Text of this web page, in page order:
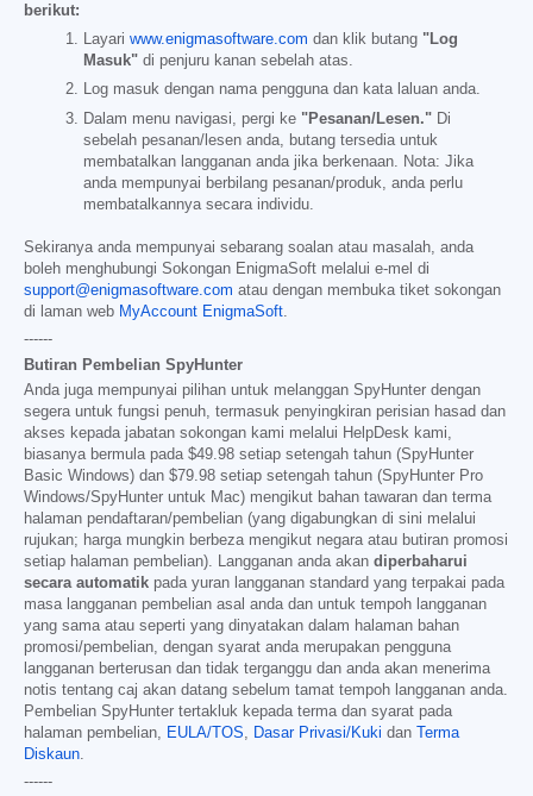
berikut:
Layari www.enigmasoftware.com dan klik butang "Log
Masuk" di penjuru kanan sebelah atas.
Log masuk dengan nama pengguna dan kata laluan anda.
Dalam menu navigasi, pergi ke "Pesanan/Lesen." Di
sebelah pesanan/lesen anda, butang tersedia untuk
membatalkan langganan anda jika berkenaan. Nota: Jika
anda mempunyai berbilang pesanan/produk, anda perlu
membatalkannya secara individu.
Sekiranya anda mempunyai sebarang soalan atau masalah, anda
boleh menghubungi Sokongan EnigmaSoft melalui e-mel di
support@enigmasoftware.com atau dengan membuka tiket sokongan
di laman web MyAccount EnigmaSoft
------
Butiran Pembelian SpyHunter
Anda juga mempunyai pilihan untuk melanggan SpyHunter dengan
segera untuk fungsi penuh, termasuk penyingkiran perisian hasad dan
akses kepada jabatan sokongan kami melalui HelpDesk kami,
biasanya bermula pada $49.98 setiap setengah tahun (SpyHunter
Basic Windows) dan $79.98 setiap setengah tahun (SpyHunter Pro
Windows/SpyHunter untuk Mac) mengikut bahan tawaran dan terma
halaman pendaftaran/pembelian (yang digabungkan di sini melalui
rujukan; harga mungkin berbeza mengikut negara atau butiran promosi
setiap halaman pembelian). Langganan anda akan diperbaharui
secara automatik pada yuran langganan standard yang terpakai pada
masa langganan pembelian asal anda dan untuk tempoh langganan
yang sama atau seperti yang dinyatakan dalam halaman bahan
promosi/pembelian, dengan syarat anda merupakan pengguna
langganan berterusan dan tidak terganggu dan anda akan menerima
notis tentang caj akan datang sebelum tamat tempoh langganan anda.
Pembelian SpyHunter tertakluk kepada terma dan syarat pada
halaman pembelian,
EULA/TOS Dasar Privasi/Kuki dan Terma
Diskaun
------